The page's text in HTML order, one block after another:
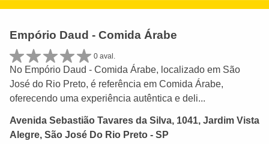
Empório Daud - Comida Árabe
0 aval.
No Empório Daud - Comida Árabe, localizado em São
José do Rio Preto, é referência em Comida Árabe,
oferecendo uma experiência autêntica e deli...
Avenida Sebastião Tavares da Silva, 1041, Jardim Vista
Alegre, São José Do Rio Preto - SP